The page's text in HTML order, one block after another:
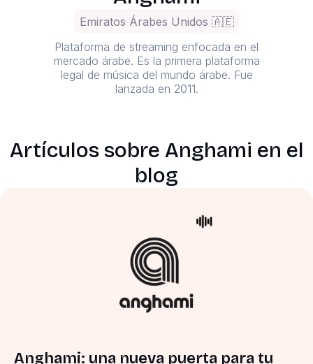
Emiratos Árabes Unidos 🇦🇪
Plataforma de streaming enfocada en el
mercado árabe. Es la primera plataforma
legal de música del mundo árabe. Fue
lanzada en 2011.
Artículos sobre Anghami en el
blog
Anghami: una nueva puerta para tu